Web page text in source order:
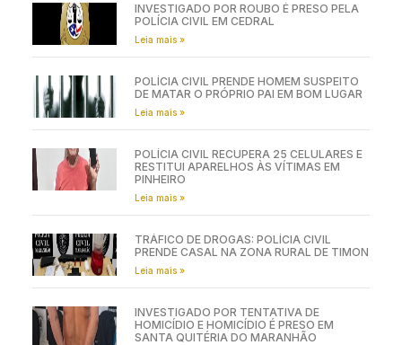
INVESTIGADO POR ROUBO É PRESO PELA
POLÍCIA CIVIL EM CEDRAL
Leia mais »
POLÍCIA CIVIL PRENDE HOMEM SUSPEITO
DE MATAR O PRÓPRIO PAI EM BOM LUGAR
Leia mais »
POLÍCIA CIVIL RECUPERA 25 CELULARES E
RESTITUI APARELHOS ÀS VÍTIMAS EM
PINHEIRO
Leia mais »
TRÁFICO DE DROGAS: POLÍCIA CIVIL
PRENDE CASAL NA ZONA RURAL DE TIMON
Leia mais »
INVESTIGADO POR TENTATIVA DE
HOMICÍDIO E HOMICÍDIO É PRESO EM
SANTA QUITÉRIA DO MARANHÃO